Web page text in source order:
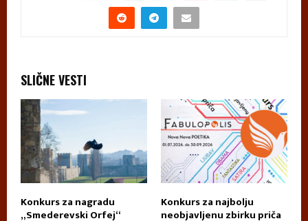
SLIČNE VESTI
Konkurs za nagradu
„Smederevski Orfej“
Konkurs za najbolju
neobjavljenu zbirku priča